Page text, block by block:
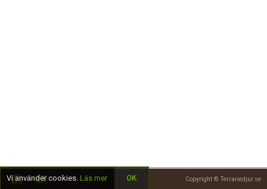
Copyright © Terrariedjur.se
Vi använder cookies. Läs mer OK